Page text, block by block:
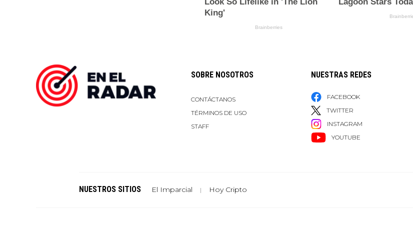
SOBRE NOSOTROS
CONTÁCTANOS
TÉRMINOS DE USO
STAFF
NUESTRAS REDES
FACEBOOK
TWITTER
INSTAGRAM
YOUTUBE
NUESTROS SITIOS El Imparcial | Hoy Cripto